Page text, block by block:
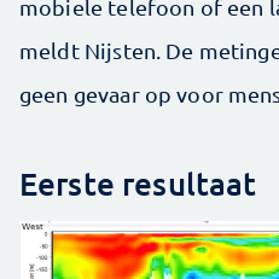
mobiele telefoon of een
meldt Nijsten. De
geen gevaar op voor
Eerste resultaat